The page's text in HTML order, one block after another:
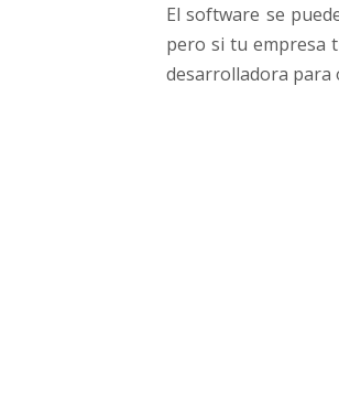
e
m
p
El software se
pero si tu empresa
desarrolladora para